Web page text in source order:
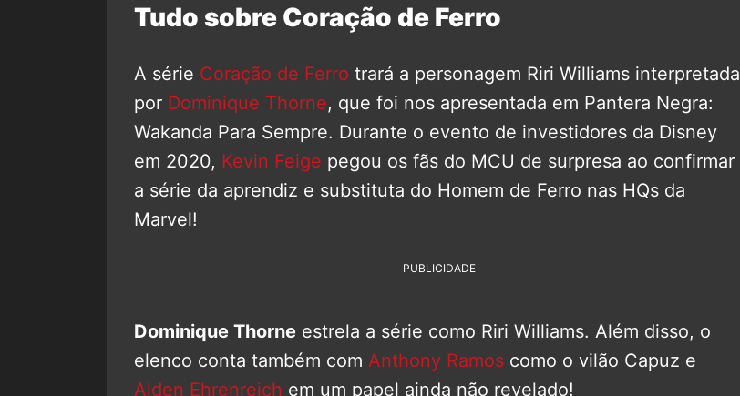
Tudo sobre Coração de Ferro
A série Coração de Ferro trará a personagem Riri Williams interpretada
por Dominique Thorne, que foi nos apresentada em Pantera Negra:
Wakanda Para Sempre. Durante o evento de investidores da Disney
em 2020, Kevin Feige pegou os fãs do MCU de surpresa ao confirmar
a série da aprendiz e substituta do Homem de Ferro nas HQs da
Marvel!
PUBLICIDADE
Dominique Thorne estrela a série como Riri Williams. Além disso, o
elenco conta também com Anthony Ramos como o vilão Capuz e
Alden Ehrenreich em um papel ainda não revelado!